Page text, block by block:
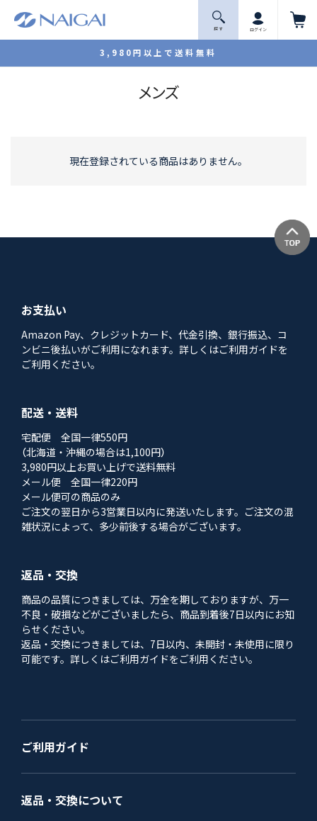
3,980円以上で送料無料
探 す ログイン
メンズ
現在登録されている商品はありません。
お支払い
Amazon Pay、クレジットカード、代金引換、銀行振込、コ
ンビニ後払いがご利用になれます。詳しくはご利用ガイドを
ご利用ください。
配送・送料
宅配便 全国一律550円
（北海道・沖縄の場合は1,100円）
3,980円以上お買い上げで送料無料
メール便 全国一律220円
メール便可の商品のみ
ご注文の翌日から3営業日以内に発送いたします。ご注文の混
雑状況によって、多少前後する場合がございます。
返品・交換
商品の品質につきましては、万全を期しておりますが、万一
不良・破損などがございましたら、商品到着後7日以内にお知
らせください。
返品・交換につきましては、7日以内、未開封・未使用に限り
可能です。詳しくはご利用ガイドをご利用ください。
ご利用ガイド
返品・交換について